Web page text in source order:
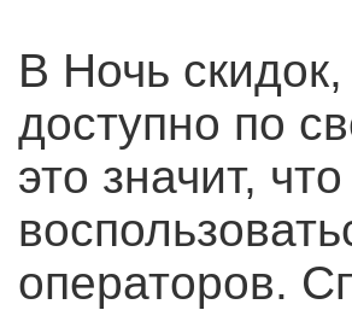
В Ночь
доступно по
это значит,
операторов.